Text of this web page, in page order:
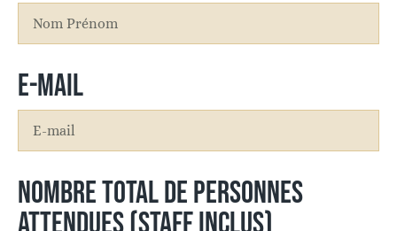
E-MAIL
NOMBRE TOTAL DE PERSONNES